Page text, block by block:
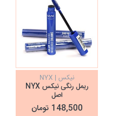
نیکس | NYX
ریمل رنگی نیکس NYX
اصل
148,500 تومان